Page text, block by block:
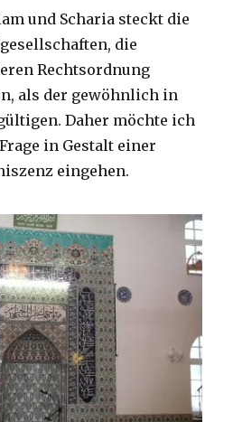
und Scharia steckt die
die
Rechtsordnung
als der gewöhnlich in
Daher möchte ich
in Gestalt einer
eingehen.